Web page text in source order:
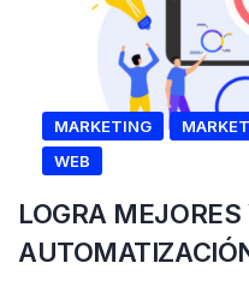
MARKETING
WEB
LOGRA